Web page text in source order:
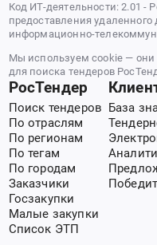
Код ИТ-деятельности: 2.01
предоставления удаленного
информационно-
Мы используем cookie — они
для поиска тендеров
РосТендер
Поиск тендеров
По отраслям
По регионам
По тегам
По городам
Заказчики
Госзакупки
Малые закупки
Список ЭТП
База